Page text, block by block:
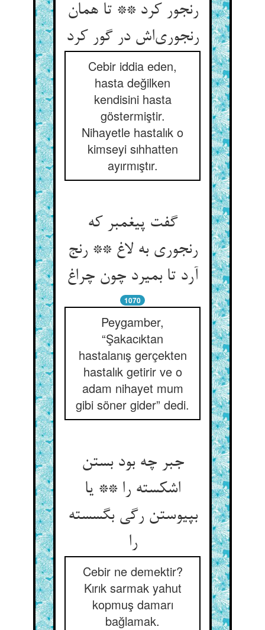
رنجور کرد ** تا همان
رنجوری‌‌اش در گور کرد
Cebir iddia eden,
hasta değilken
kendisini hasta
göstermiştir.
Nihayetle hastalık o
kimseyi sıhhatten
ayırmıştır.
گفت پیغمبر که
رنجوری به لاغ ** رنج
1070
Peygamber,
“Şakacıktan
hastalanış gerçekten
hastalık getirir ve o
adam nihayet mum
gibi söner gider” dedi.
جبر چه بود بستن
اشکسته را ** یا
بپیوستن رگی بگسسته
را
Cebir ne demektir?
Kırık sarmak yahut
kopmuş damarı
bağlamak.